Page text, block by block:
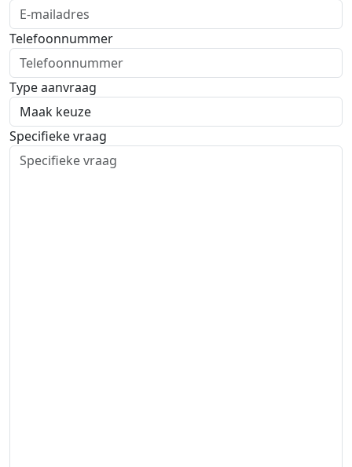
Telefoonnummer
Type aanvraag
Specifieke vraag